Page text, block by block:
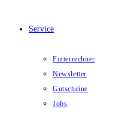
Service
Futterrechner
Newsletter
Gutscheine
Jobs